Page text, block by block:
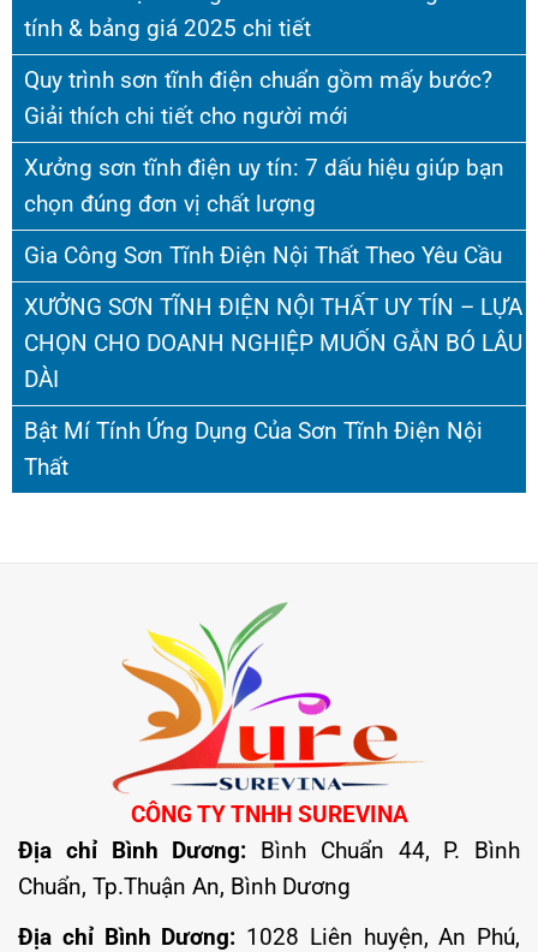
tính & bảng giá 2025 chi tiết
Quy trình sơn tĩnh điện chuẩn gồm mấy bước?
Giải thích chi tiết cho người mới
Xưởng sơn tĩnh điện uy tín: 7 dấu hiệu giúp bạn
chọn đúng đơn vị chất lượng
Gia Công Sơn Tĩnh Điện Nội Thất Theo Yêu Cầu
XƯỞNG SƠN TĨNH ĐIỆN NỘI THẤT UY TÍN – LỰA
CHỌN CHO DOANH NGHIỆP MUỐN GẮN BÓ LÂU
DÀI
Bật Mí Tính Ứng Dụng Của Sơn Tĩnh Điện Nội
Thất
CÔNG TY TNHH SUREVINA
Địa chỉ Bình Dương: Bình Chuẩn 44, P. Bình
Chuẩn, Tp.Thuận An, Bình Dương
Địa chỉ Bình Dương: 1028 Liên huyện, An Phú,